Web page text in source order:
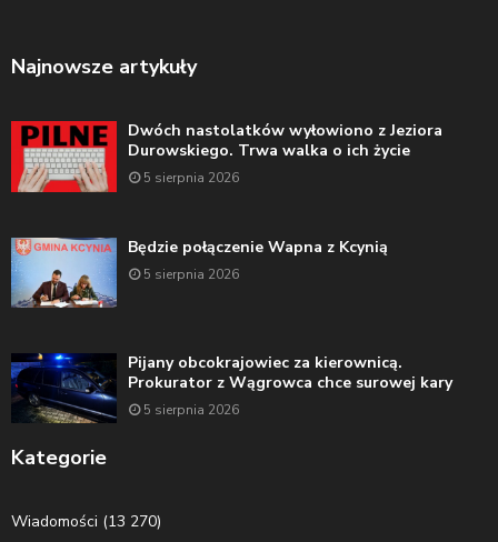
Najnowsze artykuły
Dwóch nastolatków wyłowiono z Jeziora
Durowskiego. Trwa walka o ich życie
5 sierpnia 2026
Będzie połączenie Wapna z Kcynią
5 sierpnia 2026
Pijany obcokrajowiec za kierownicą.
Prokurator z Wągrowca chce surowej kary
5 sierpnia 2026
Kategorie
Wiadomości (13 270)